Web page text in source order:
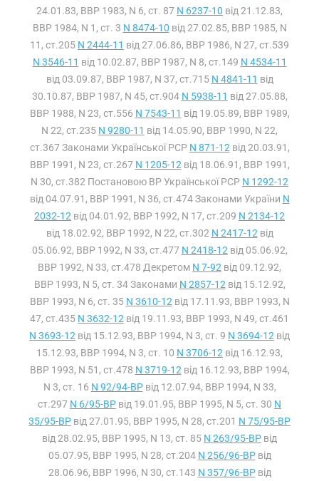
24.01.83, ВВР 1983, N 6, ст. 87 N 6237-10 від 21.12.83,
ВВР 1984, N 1, ст. 3 N 8474-10 від 27.02.85, ВВР 1985, N
11, ст.205 N 2444-11 від 27.06.86, ВВР 1986, N 27, ст.539
N 3546-11 від 10.02.87, ВВР 1987, N 8, ст.149 N 4534-11
від 03.09.87, ВВР 1987, N 37, ст.715 N 4841-11 від
30.10.87, ВВР 1987, N 45, ст.904 N 5938-11 від 27.05.88,
ВВР 1988, N 23, ст.556 N 7543-11 від 19.05.89, ВВР 1989,
N 22, ст.235 N 9280-11 від 14.05.90, ВВР 1990, N 22,
ст.367 Законами Української РСР N 871-12 від 20.03.91,
ВВР 1991, N 23, ст.267 N 1205-12 від 18.06.91, ВВР 1991,
N 30, ст.382 Постановою ВР Української РСР N 1292-12
від 04.07.91, ВВР 1991, N 36, ст.474 Законами України N
2032-12 від 04.01.92, ВВР 1992, N 17, ст.209 N 2134-12
від 18.02.92, ВВР 1992, N 22, ст.302 N 2417-12 від
05.06.92, ВВР 1992, N 33, ст.477 N 2418-12 від 05.06.92,
ВВР 1992, N 33, ст.478 Декретом N 7-92 від 09.12.92,
ВВР 1993, N 5, ст. 34 Законами N 2857-12 від 15.12.92,
ВВР 1993, N 6, ст. 35 N 3610-12 від 17.11.93, ВВР 1993, N
47, ст.435 N 3632-12 від 19.11.93, ВВР 1993, N 49, ст.461
N 3693-12 від 15.12.93, ВВР 1994, N 3, ст. 9 N 3694-12 від
15.12.93, ВВР 1994, N 3, ст. 10 N 3706-12 від 16.12.93,
ВВР 1993, N 51, ст.478 N 3719-12 від 16.12.93, ВВР 1994,
N 3, ст. 16 N 92/94-ВРвід 12.07.94, ВВР 1994, N 33,
ст.297 N 6/95-ВР від 19.01.95, ВВР 1995, N 5, ст. 30 N
35/95-ВР від 27.01.95, ВВР 1995, N 28, ст.201 N 75/95-ВР
від 28.02.95, ВВР 1995, N 13, ст. 85 N 263/95-ВР від
05.07.95, ВВР 1995, N 28, ст.204 N 256/96-ВРвід
28.06.96, ВВР 1996, N 30, ст.143 N 357/96-ВРвід